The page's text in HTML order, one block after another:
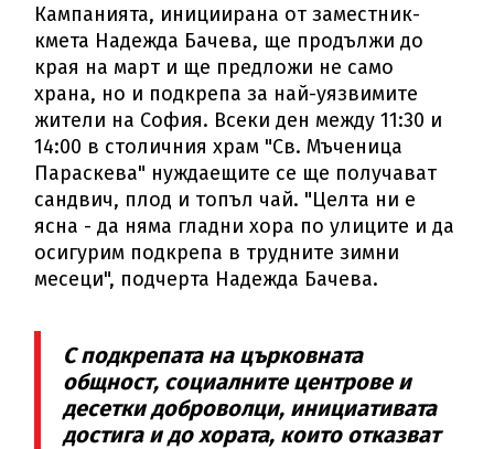
Кампанията, инициирана от заместник-
кмета Надежда Бачева, ще продължи до
края на март и ще предложи не само
храна, но и подкрепа за най-уязвимите
жители на София. Всеки ден между 11:30 и
14:00 в столичния храм "Св. Мъченица
Параскева" нуждаещите се ще получават
сандвич, плод и топъл чай. "Целта ни е
ясна - да няма гладни хора по улиците и да
осигурим подкрепа в трудните зимни
месеци", подчерта Надежда Бачева.
С подкрепата на църковната
общност, социалните центрове и
десетки доброволци, инициативата
достига и до хората, които отказват